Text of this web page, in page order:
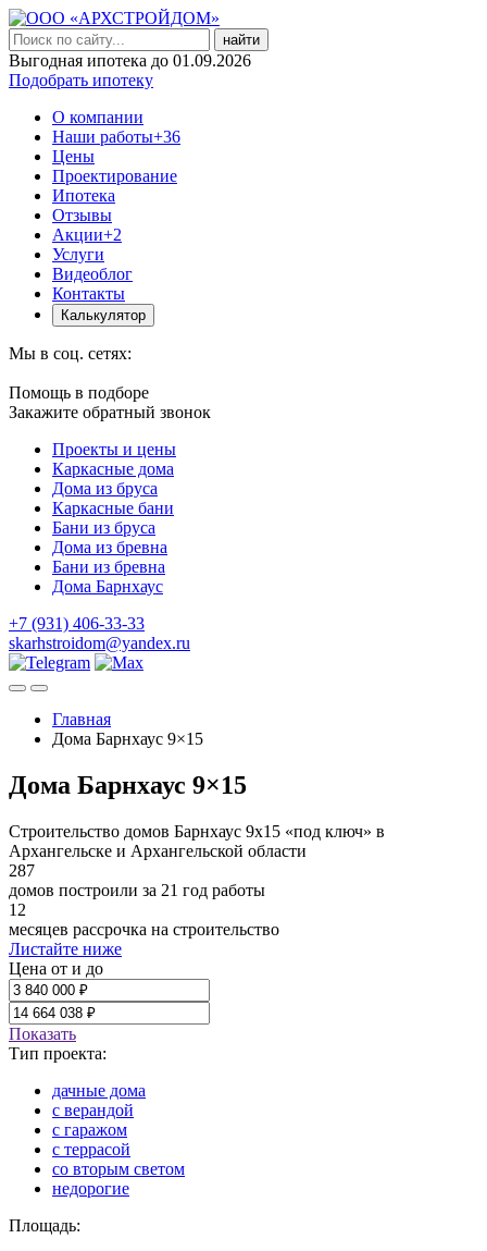
найти
Выгодная ипотека до 01.09.2026
Подобрать ипотеку
О компании
Наши работы+36
Цены
Проектирование
Ипотека
Отзывы
Акции+2
Услуги
Видеоблог
Контакты
Калькулятор
Мы в соц. сетях:
Помощь в подборе
Закажите обратный звонок
Проекты и цены
Каркасные дома
Дома из бруса
Каркасные бани
Бани из бруса
Дома из бревна
Бани из бревна
Дома Барнхаус
+7 (931) 406-33-33
skarhstroidom@yandex.ru
Главная
Дома Барнхаус 9×15
Дома Барнхаус 9×15
Строительство домов Барнхаус 9х15 «под ключ» в
Архангельске и Архангельской области
287
домов построили за 21 год работы
12
месяцев рассрочка на строительство
Листайте ниже
Цена от и до
Показать
Тип проекта:
дачные дома
с верандой
с гаражом
с террасой
со вторым светом
недорогие
Площадь: